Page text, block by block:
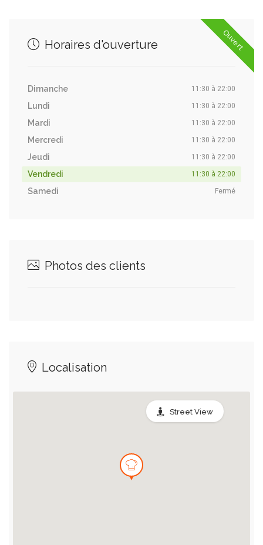
Ouvert
Horaires d'ouverture
Dimanche 11:30 à 22:00
Lundi 11:30 à 22:00
Mardi 11:30 à 22:00
Mercredi 11:30 à 22:00
Jeudi 11:30 à 22:00
Vendredi 11:30 à 22:00
Samedi Fermé
Photos des clients
Localisation
Street View